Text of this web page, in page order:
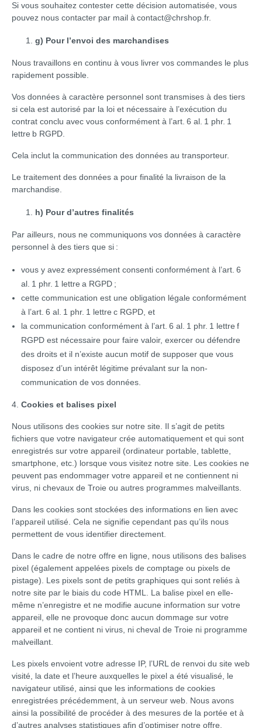
Si vous souhaitez contester cette décision automatisée, vous
pouvez nous contacter par mail à contact@chrshop.fr.
g) Pour l’envoi des marchandises
Nous travaillons en continu à vous livrer vos commandes le plus
rapidement possible.
Vos données à caractère personnel sont transmises à des tiers
si cela est autorisé par la loi et nécessaire à l’exécution du
contrat conclu avec vous conformément à l’art. 6 al. 1 phr. 1
lettre b RGPD.
Cela inclut la communication des données au transporteur.
Le traitement des données a pour finalité la livraison de la
marchandise.
h) Pour d’autres finalités
Par ailleurs, nous ne communiquons vos données à caractère
personnel à des tiers que si :
vous y avez expressément consenti conformément à l’art. 6
al. 1 phr. 1 lettre a RGPD ;
cette communication est une obligation légale conformément
à l’art. 6 al. 1 phr. 1 lettre c RGPD, et
la communication conformément à l’art. 6 al. 1 phr. 1 lettre f
RGPD est nécessaire pour faire valoir, exercer ou défendre
des droits et il n’existe aucun motif de supposer que vous
disposez d’un intérêt légitime prévalant sur la non-
communication de vos données.
4. Cookies et balises pixel
Nous utilisons des cookies sur notre site. Il s’agit de petits
fichiers que votre navigateur crée automatiquement et qui sont
enregistrés sur votre appareil (ordinateur portable, tablette,
smartphone, etc.) lorsque vous visitez notre site. Les cookies ne
peuvent pas endommager votre appareil et ne contiennent ni
virus, ni chevaux de Troie ou autres programmes malveillants.
Dans les cookies sont stockées des informations en lien avec
l’appareil utilisé. Cela ne signifie cependant pas qu’ils nous
permettent de vous identifier directement.
Dans le cadre de notre offre en ligne, nous utilisons des balises
pixel (également appelées pixels de comptage ou pixels de
pistage). Les pixels sont de petits graphiques qui sont reliés à
notre site par le biais du code HTML. La balise pixel en elle-
même n’enregistre et ne modifie aucune information sur votre
appareil, elle ne provoque donc aucun dommage sur votre
appareil et ne contient ni virus, ni cheval de Troie ni programme
malveillant.
Les pixels envoient votre adresse IP, l’URL de renvoi du site web
visité, la date et l’heure auxquelles le pixel a été visualisé, le
navigateur utilisé, ainsi que les informations de cookies
enregistrées précédemment, à un serveur web. Nous avons
ainsi la possibilité de procéder à des mesures de la portée et à
d’autres analyses statistiques afin d’optimiser notre offre.